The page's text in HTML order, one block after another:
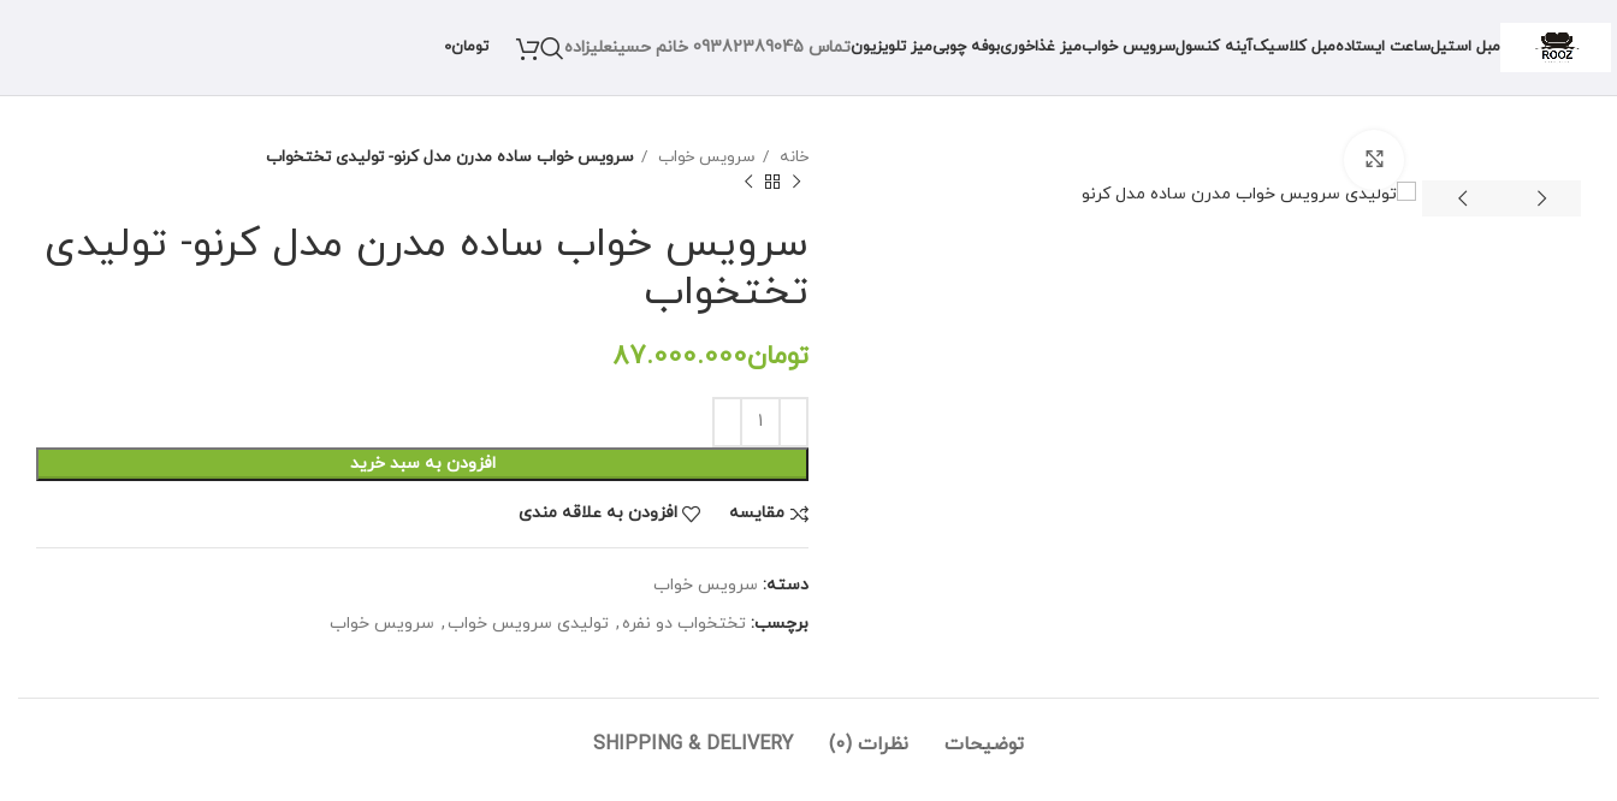
مبل استیلساعت ایستادهمبل کلاسیکآینه کنسولسرویس خوابمیز غذاخوریبوفه چوبیمیز تلویزیونتماس 09382389045 خانم حسینعلیزاده تومان0
خانه سرویس خواب سرویس خواب ساده مدرن مدل کرنو- تولیدی تختخواب
سرویس خواب ساده مدرن مدل کرنو- تولیدی
تختخواب
تومان
افزودن به سبد خرید
مقايسه افزودن به علاقه مندی
دسته: سرویس خواب
برچسب: تختخواب دو نفره , تولیدی سرویس خواب , سرویس خواب
توضیحات نظرات (0) SHIPPING & DELIVERY